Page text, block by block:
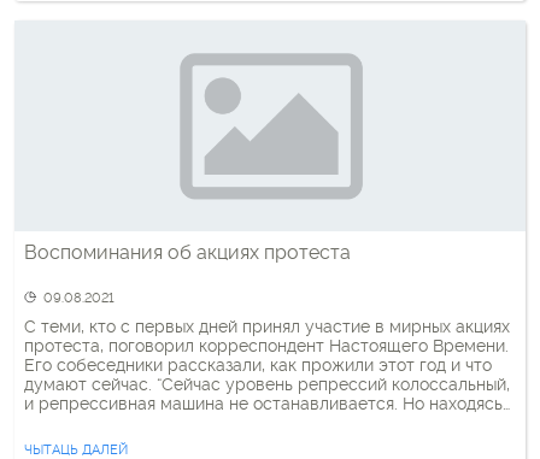
Воспоминания об акциях протеста
09.08.2021
С теми, кто с первых дней принял участие в мирных акциях
протеста, поговорил корреспондент Настоящего Времени.
Его собеседники рассказали, как прожили этот год и что
думают сейчас. “Сейчас уровень репрессий колоссальный,
и репрессивная машина не останавливается. Но находясь
осени 2020 года и женщину, которая в один из […]
ЧЫТАЦЬ ДАЛЕЙ